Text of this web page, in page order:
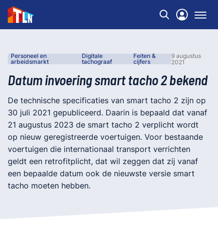
Personeel en
arbeidsmarkt
Digitale
tachograaf
Feiten &
cijfers
9 augustus
2021
Datum invoering smart tacho 2 bekend
De technische specificaties van smart tacho 2 zijn op
30 juli 2021 gepubliceerd. Daarin is bepaald dat vanaf
21 augustus 2023 de smart tacho 2 verplicht wordt
op nieuw geregistreerde voertuigen. Voor bestaande
voertuigen die internationaal transport verrichten
geldt een retrofitplicht, dat wil zeggen dat zij vanaf
een bepaalde datum ook de nieuwste versie smart
tacho moeten hebben.